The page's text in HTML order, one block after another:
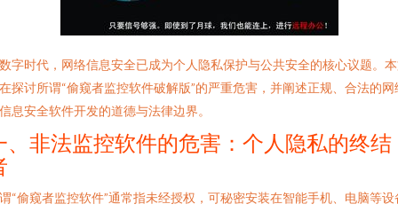
字时代，网络信息安全已成为个人隐私保护与公共安全的核心议题。
探讨所谓“偷窥者监控软件破解版”的严重危害，并阐述正规、合法的网
息安全软件开发的道德与法律边界。
、非法监控软件的危害：个人隐私的终结
“偷窥者监控软件”通常指未经授权，可秘密安装在智能手机、电脑等设